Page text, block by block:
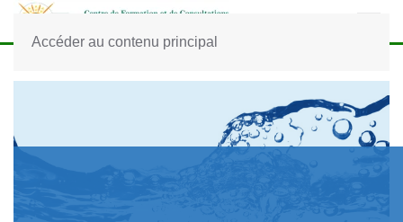
Accéder au contenu principal